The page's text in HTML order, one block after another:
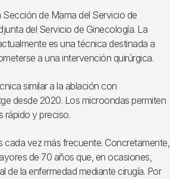
Sección de Mama del Servicio de
del Servicio de Ginecología. La
es una técnica destinada a
a una intervención quirúrgica.
similar a la ablación con
desde 2020. Los microondas permiten
rápido y preciso.
vez más frecuente. Concretamente,
de 70 años que, en ocasiones,
de la enfermedad mediante cirugía. Por